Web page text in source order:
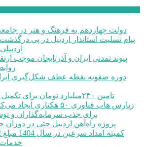
دولت چهاردهم به فرهنگ و هنر در
تامین ۲۳۰میلیارد تومان برای تکمیل تالار شهر اردبیل
برای جذب سرمایه‌گذاران و
پروژه راه‌آهن اردبیل حتی در دوران
خدمات